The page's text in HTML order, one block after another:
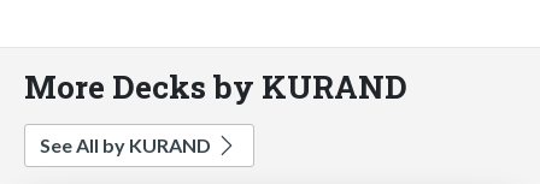
More Decks by KURAND
See All by KURAND